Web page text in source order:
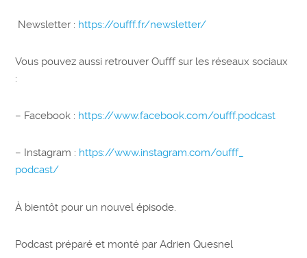
Newsletter : https://oufff.fr/newsletter/
Vous pouvez aussi retrouver Oufff sur les réseaux sociaux
:
– Facebook : https://www.facebook.com/oufff.podcast
– Instagram : https://www.instagram.com/oufff_
podcast/
À bientôt pour un nouvel épisode.
Podcast préparé et monté par Adrien Quesnel